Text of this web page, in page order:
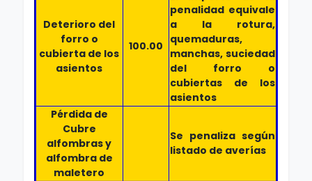
Deterioro del
forro o
cubierta de los
asientos
100.00
penalidad equivale
a la rotura,
quemaduras,
manchas, suciedad
del forro o
cubiertas de los
asientos
Pérdida de
Cubre
alfombras y
alfombra de
maletero
Se penaliza según
listado de averías